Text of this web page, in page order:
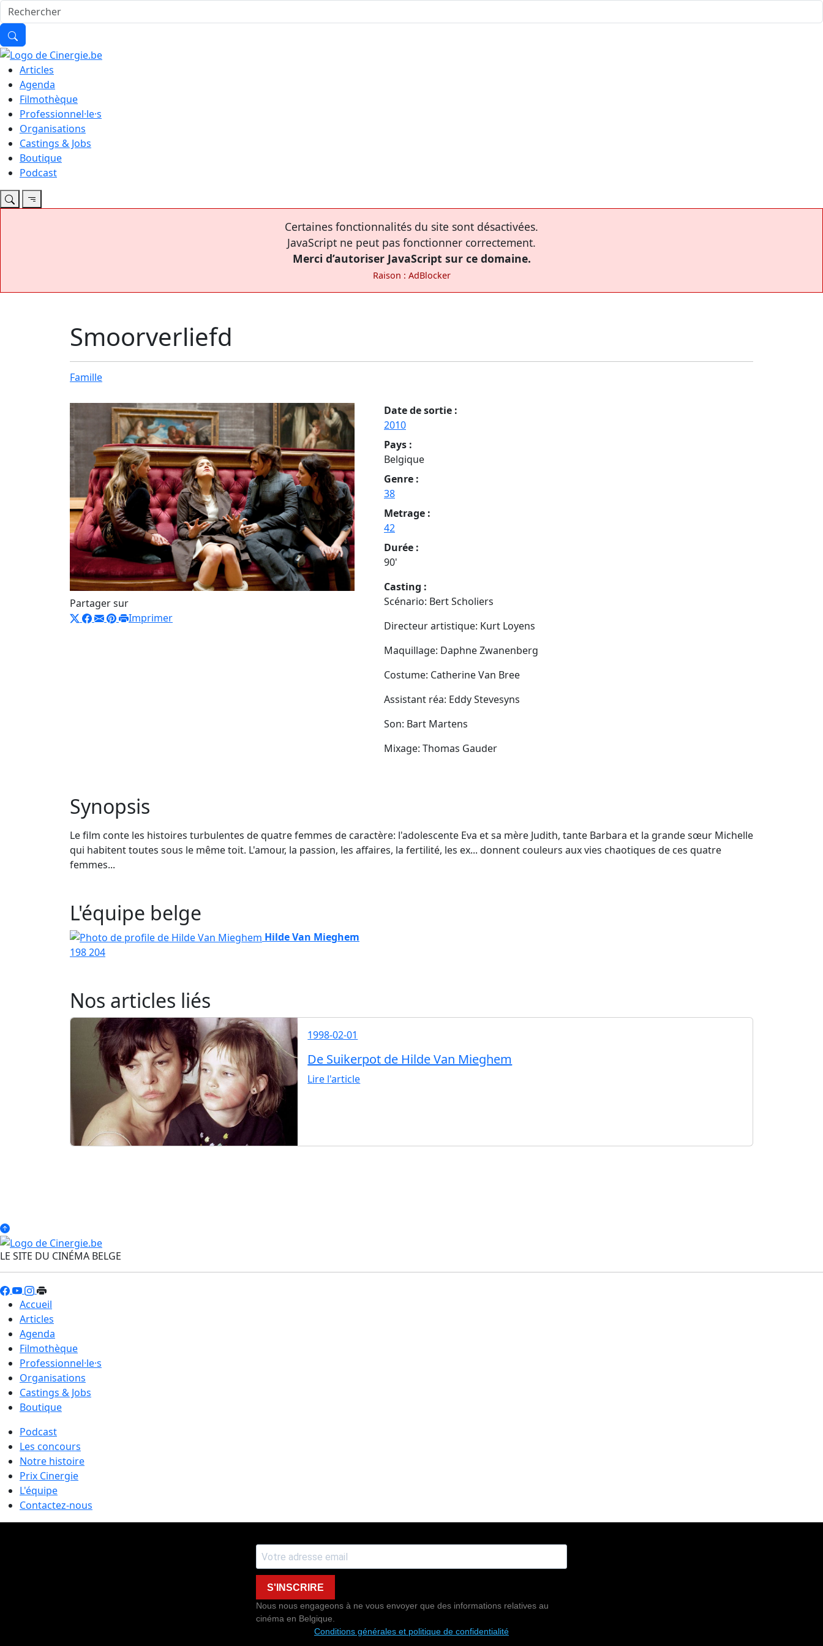
Articles
Agenda
Filmothèque
Professionnel·le·s
Organisations
Castings & Jobs
Boutique
Podcast
Certaines fonctionnalités du site sont désactivées.
JavaScript ne peut pas fonctionner correctement.
Merci d’autoriser JavaScript sur ce domaine.
Raison : AdBlocker
Smoorverliefd
Famille
Partager sur
Imprimer
Date de sortie :
2010
Pays :
Belgique
Genre :
38
Metrage :
42
Durée :
90'
Casting :
Scénario: Bert Scholiers
Directeur artistique: Kurt Loyens
Maquillage: Daphne Zwanenberg
Costume: Catherine Van Bree
Assistant réa: Eddy Stevesyns
Son: Bart Martens
Mixage: Thomas Gauder
Synopsis
Le film conte les histoires turbulentes de quatre femmes de caractère: l'adolescente Eva et sa mère Judith, tante Barbara et la grande sœur Michelle
qui habitent toutes sous le même toit. L'amour, la passion, les affaires, la fertilité, les ex... donnent couleurs aux vies chaotiques de ces quatre
femmes...
L'équipe belge
Hilde Van Mieghem
198204
Nos articles liés
1998-02-01
De Suikerpot de Hilde Van Mieghem
Lire l'article
LE SITE DU CINÉMA BELGE
Accueil
Articles
Agenda
Filmothèque
Professionnel·le·s
Organisations
Castings & Jobs
Boutique
Podcast
Les concours
Notre histoire
Prix Cinergie
L'équipe
Contactez-nous
S'INSCRIRE
Nous nous engageons à ne vous envoyer que des informations relatives au
cinéma en Belgique.
Conditions générales et politique de confidentialité